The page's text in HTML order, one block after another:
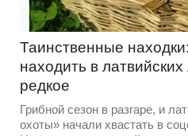
Таинственные
находить в
редкое
Грибной сезон в разгаре, и
охоты» начали хвастать в